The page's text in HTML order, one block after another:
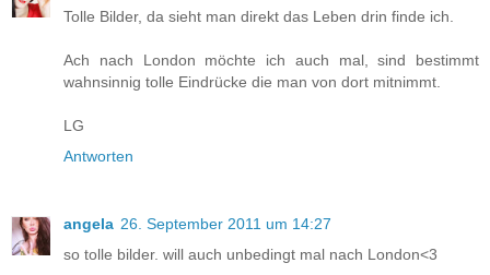
Tolle Bilder, da sieht man direkt das Leben drin finde ich.
Ach nach London möchte ich auch mal, sind bestimmt
wahnsinnig tolle Eindrücke die man von dort mitnimmt.
LG
Antworten
angela 26. September 2011 um 14:27
so tolle bilder. will auch unbedingt mal nach London<3